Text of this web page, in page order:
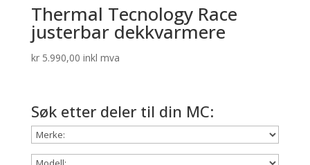
Thermal Tecnology Race
justerbar dekkvarmere
kr5.990,00 inkl mva
Søk etter deler til din MC: